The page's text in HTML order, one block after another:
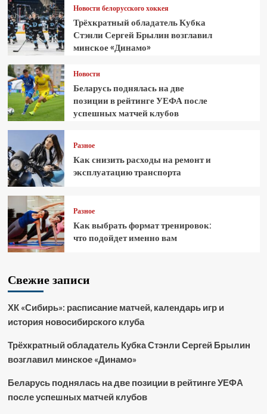
Новости белорусского хоккея
Трёхкратный обладатель Кубка
Стэнли Сергей Брылин возглавил
минское «Динамо»
Новости
Беларусь поднялась на две
позиции в рейтинге УЕФА после
успешных матчей клубов
Разное
Как снизить расходы на ремонт и
эксплуатацию транспорта
Разное
Как выбрать формат тренировок:
что подойдет именно вам
Свежие записи
ХК «Сибирь»: расписание матчей, календарь игр и
история новосибирского клуба
Трёхкратный обладатель Кубка Стэнли Сергей Брылин
возглавил минское «Динамо»
Беларусь поднялась на две позиции в рейтинге УЕФА
после успешных матчей клубов